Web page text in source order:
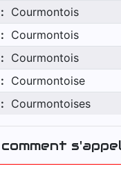
Courmontois
Courmontois
Courmontois
Courmontoise
Courmontoises